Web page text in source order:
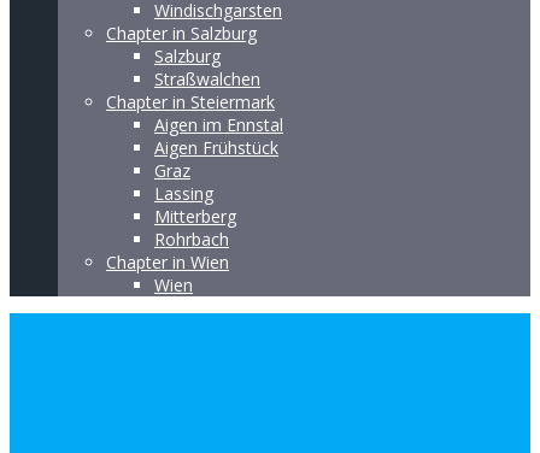
Windischgarsten
Chapter in Salzburg
Salzburg
Straßwalchen
Chapter in Steiermark
Aigen im Ennstal
Aigen Frühstück
Graz
Lassing
Mitterberg
Rohrbach
Chapter in Wien
Wien